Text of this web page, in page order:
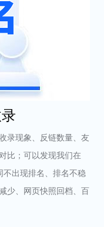
录现象、反链数量、友
比；可以发现我们在
不出现排名、排名不稳
少、网页快照回档、百